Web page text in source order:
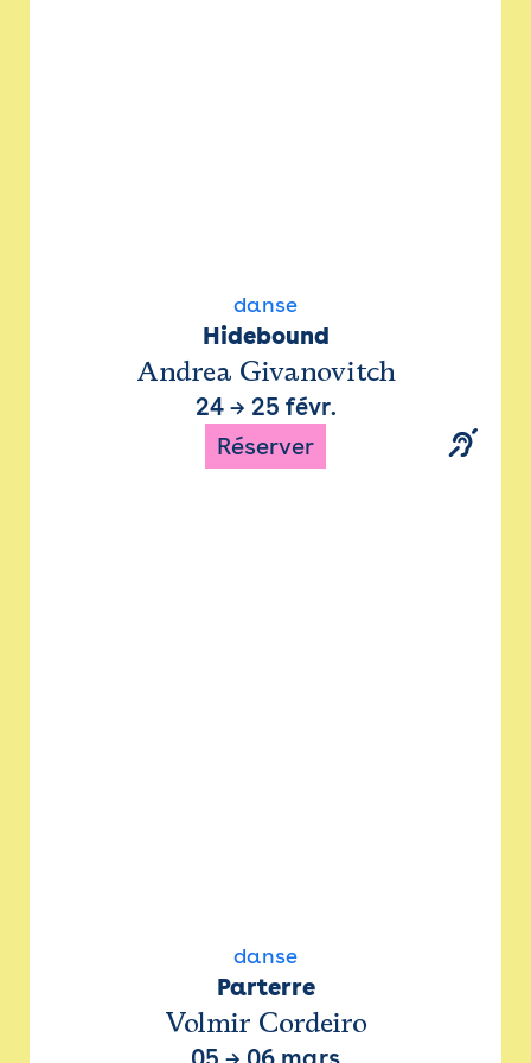
danse
Hidebound
Andrea Givanovitch
24→ 25 févr.
Réserver
danse
Parterre
Volmir Cordeiro